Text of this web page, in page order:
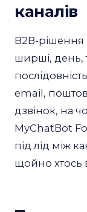
каналів
B2B-рішення
ширші, день,
email,
дзвінок, на
MyChatBot
під лід між
щойно хтось